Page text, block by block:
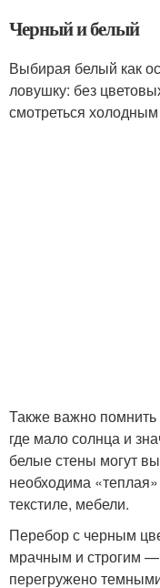
Черный и белый
Выбирая белый как
ловушку: без
смотреться
Также важно помнить
где мало солнца и
белые стены могут
необходима
текстиле, мебели.
Перебор с черным
мрачным и строгим
перегружено